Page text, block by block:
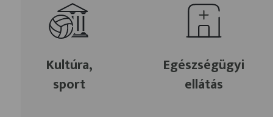
Kultúra,
sport
Egészségügyi
ellátás